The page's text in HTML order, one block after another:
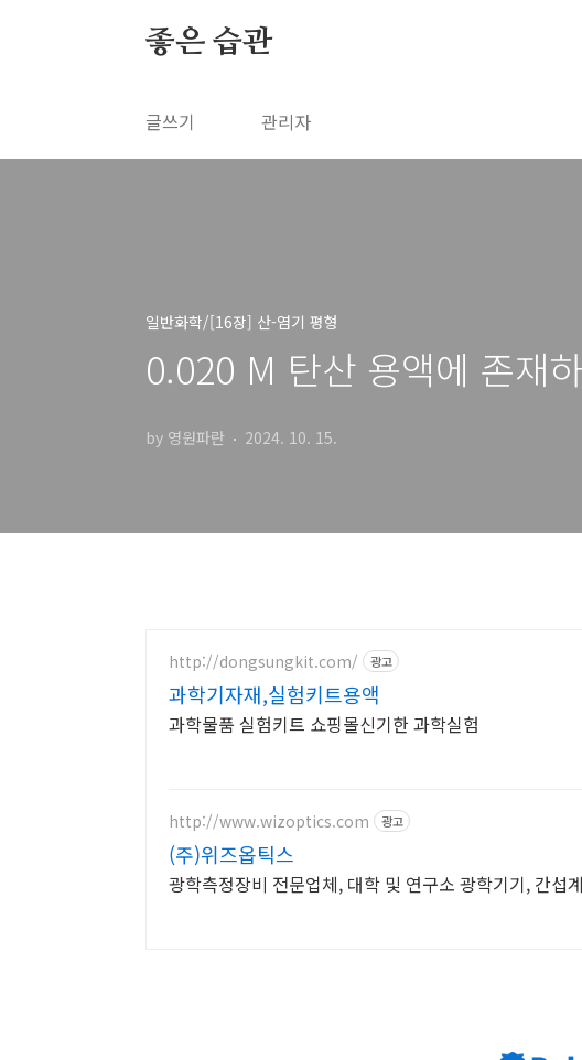
좋은 습관
글쓰기 관리자
일반화학/[16장] 산-염기 평형
0.020 M 탄산 용액에 존재
by 영원파란 2024. 10. 15.
http://dongsungkit.com/ 광고
과학기자재,실험키트용액
과학물품 실험키트 쇼핑몰신기한 과학실험
http://www.wizoptics.com 광고
(주)위즈옵틱스
광학측정장비 전문업체, 대학 및 연구소 광학기기, 간섭